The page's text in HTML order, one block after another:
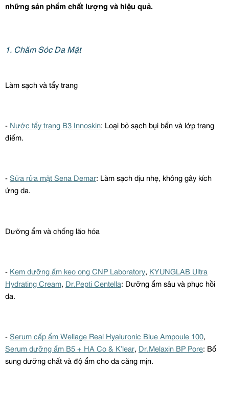
những sản phẩm chất lượng và hiệu quả.
1. Chăm Sóc Da Mặt
Làm sạch và tẩy trang
- Nước tẩy trang B3 Innoskin: Loại bỏ sạch bụi bẩn và lớp trang
điểm.
-Sữa rửa mặtSena Demar: Làm sạch dịu nhẹ, không gây kích
ứng da.
Dưỡng ẩm và chống lão hóa
- Kem dưỡng ẩm keo ong CNP Laboratory, KYUNGLAB Ultra
HydratingCream, Dr.PeptiCentella: Dưỡng ẩm sâu và phục hồi
da.
-Serumcấp ẩmWellage Real Hyaluronic BlueAmpoule 100,
Serumdưỡng ẩm B5 + HA Co & K’lear, Dr.Melaxin BP Pore: Bổ
sung dưỡng chất và độ ẩm cho da căng mịn.